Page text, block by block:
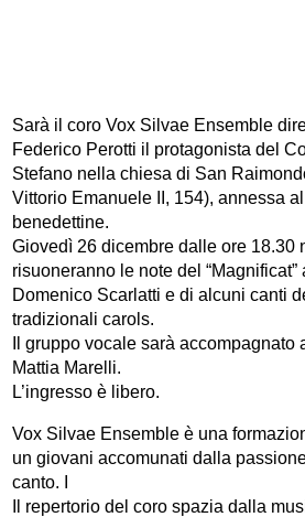
Sarà il coro Vox Silvae Ensemble
Federico Perotti il protagonista del
Stefano nella chiesa di San
Vittorio Emanuele II, 154), annessa
benedettine.
Giovedì 26 dicembre dalle ore 18.30
risuoneranno le note del “Magnificat”
Domenico Scarlatti e di alcuni canti
tradizionali carols.
Il gruppo vocale sarà accompagnato
Mattia Marelli.
L’ingresso è libero.
Vox Silvae Ensemble è una
un giovani accomunati dalla
canto. I
Il repertorio del coro spazia dalla